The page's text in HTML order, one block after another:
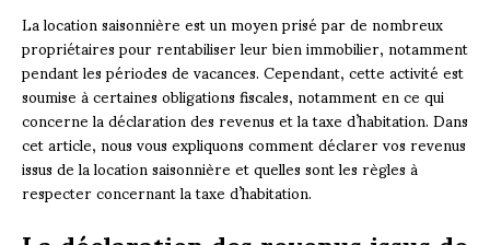
La location saisonnière est un moyen prisé par de nombreux
propriétaires pour rentabiliser leur bien immobilier, notamment
pendant les périodes de vacances. Cependant, cette activité est
soumise à certaines obligations fiscales, notamment en ce qui
concerne la déclaration des revenus et la taxe d’habitation. Dans
cet article, nous vous expliquons comment déclarer vos revenus
issus de la location saisonnière et quelles sont les règles à
respecter concernant la taxe d’habitation.